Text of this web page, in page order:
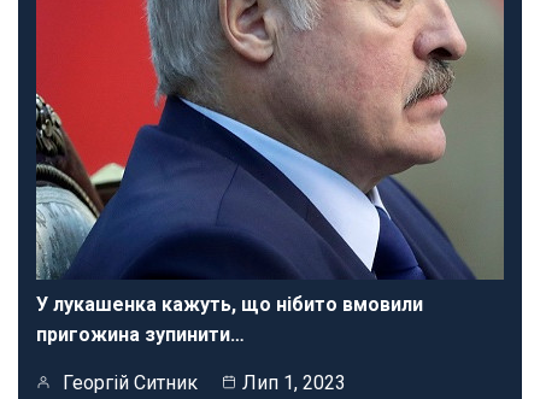
У лукашенка кажуть, що нібито вмовили
пригожина зупинити…
Георгій Ситник Лип 1, 2023